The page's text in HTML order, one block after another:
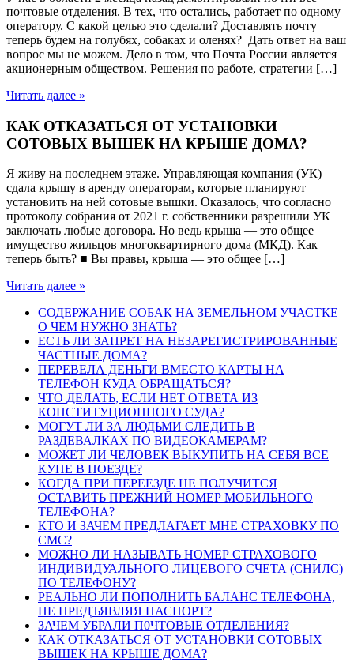
почтовые отделения. В тех, что остались, работает по одному
оператору. С какой целью это сделали? Доставлять почту
теперь будем на голубях, собаках и оленях? Дать ответ на ваш
вопрос мы не можем. Дело в том, что Почта России является
акционерным обществом. Решения по работе, стратегии […]
Читать далее »
КАК ОТКАЗАТЬСЯ ОТ УСТАНОВКИ
СОТОВЫХ ВЫШЕК НА КРЫШЕ ДОМА?
Я живу на последнем этаже. Управляющая компания (УК)
сдала крышу в аренду операторам, которые планируют
установить на ней сотовые вышки. Оказалось, что согласно
протоколу собрания от 2021 г. собственники разрешили УК
заключать любые договора. Но ведь крыша — это общее
имущество жильцов многоквартирного дома (МКД). Как
теперь быть? ■ Вы правы, крыша — это общее […]
Читать далее »
СОДЕРЖАНИЕ СОБАК НА ЗЕМЕЛЬНОМ УЧАСТКЕ
О ЧЕМ НУЖНО ЗНАТЬ?
ЕСТЬ ЛИ ЗАПРЕТ НА НЕЗАРЕГИСТРИРОВАННЫЕ
ЧАСТНЫЕ ДОМА?
ПЕРЕВЕЛА ДЕНЬГИ ВМЕСТО КАРТЫ НА
ТЕЛЕФОН КУДА ОБРАЩАТЬСЯ?
ЧТО ДЕЛАТЬ, ЕСЛИ НЕТ ОТВЕТА ИЗ
КОНСТИТУЦИОННОГО СУДА?
МОГУТ ЛИ ЗА ЛЮДЬМИ СЛЕДИТЬ В
РАЗДЕВАЛКАХ ПО ВИДЕОКАМЕРАМ?
МОЖЕТ ЛИ ЧЕЛОВЕК ВЫКУПИТЬ НА СЕБЯ ВСЕ
КУПЕ В ПОЕЗДЕ?
КОГДА ПРИ ПЕРЕЕЗДЕ НЕ ПОЛУЧИТСЯ
ОСТАВИТЬ ПРЕЖНИЙ НОМЕР МОБИЛЬНОГО
ТЕЛЕФОНА?
КТО И ЗАЧЕМ ПРЕДЛАГАЕТ МНЕ СТРАХОВКУ ПО
СМС?
МОЖНО ЛИ НАЗЫВАТЬ НОМЕР СТРАХОВОГО
ИНДИВИДУАЛЬНОГО ЛИЦЕВОГО СЧЕТА (СНИЛС)
ПО ТЕЛЕФОНУ?
РЕАЛЬНО ЛИ ПОПОЛНИТЬ БАЛАНС ТЕЛЕФОНА,
НЕ ПРЕДЪЯВЛЯЯ ПАСПОРТ?
ЗАЧЕМ УБРАЛИ П0ЧТОВЫЕ ОТДЕЛЕНИЯ?
КАК ОТКАЗАТЬСЯ ОТ УСТАНОВКИ СОТОВЫХ
ВЫШЕК НА КРЫШЕ ДОМА?